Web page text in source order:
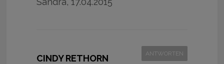
CINDY RETHORN ANTWORTEN